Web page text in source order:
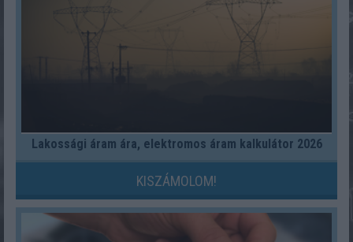
Lakossági áram ára, elektromos áram kalkulátor 2026
KISZÁMOLOM!